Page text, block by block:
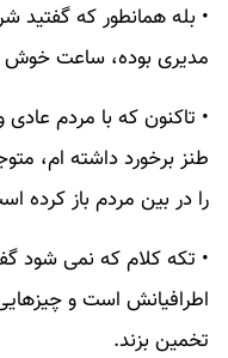
• بله همانطور که گفتید
مدیری بوده، ساعت خوش
• تاکنون که با مردم
طنز برخورد داشته ام،
را در بین مردم باز کرده
• تکه کلام که نمی شود
تخمین بزند.